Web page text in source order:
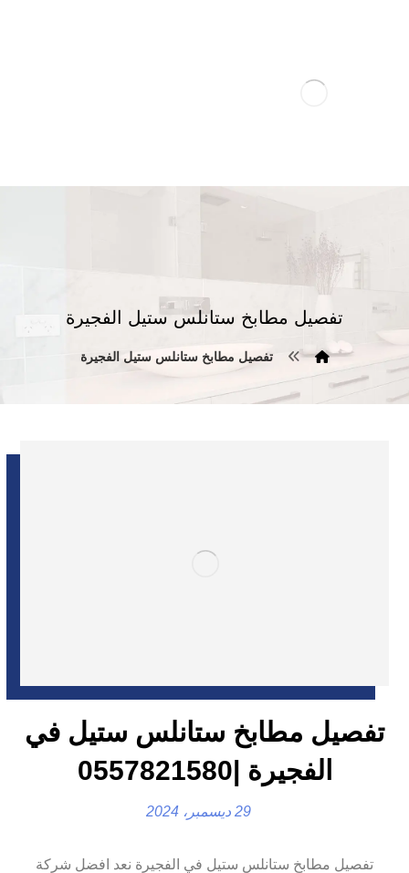
تفصيل مطابخ ستانلس ستيل الفجيرة
تفصيل مطابخ ستانلس ستيل الفجيرة
تفصيل مطابخ ستانلس ستيل في
الفجيرة |0557821580
29 ديسمبر، 2024
تفصيل مطابخ ستانلس ستيل في الفجيرة نعد افضل شركة